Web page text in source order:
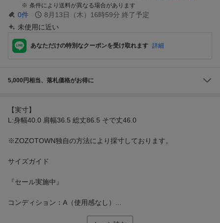
条件により送料が異なる場合があります
0件 8月13日（木）16時59分 終了予定
未使用に近い
あなただけの特別なクーポンを受け取れます 詳細
5,000円相当、落札価格がお得に
【実寸】
L:身幅40.0 肩幅36.5 総丈86.5 そで丈46.0
※ZOZOTOWN独自の方法により採寸しております。
サイズガイド
『セール実施中』
コンディション：A（使用感なし）...